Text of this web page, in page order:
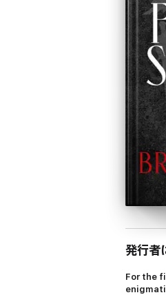
発行者
For the